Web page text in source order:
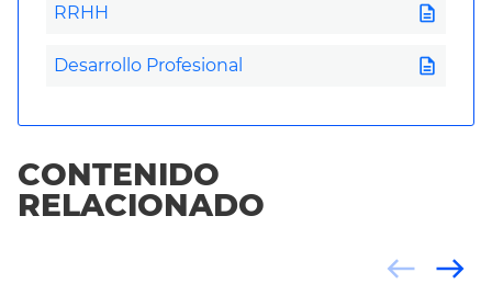
RRHH description
Desarrollo Profesional description
CONTENIDO
RELACIONADO
east
west